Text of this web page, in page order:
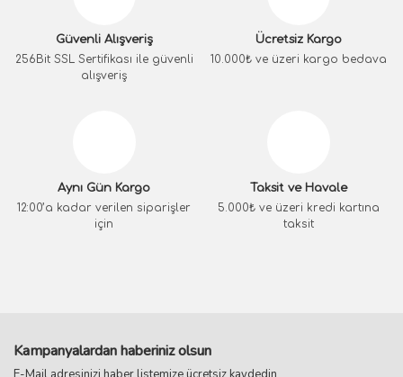
Güvenli Alışveriş
256Bit SSL Sertifikası ile güvenli
alışveriş
Ücretsiz Kargo
10.000₺ ve üzeri kargo bedava
Aynı Gün Kargo
12:00’a kadar verilen siparişler
için
Taksit ve Havale
5.000₺ ve üzeri kredi kartına
taksit
Kampanyalardan haberiniz olsun